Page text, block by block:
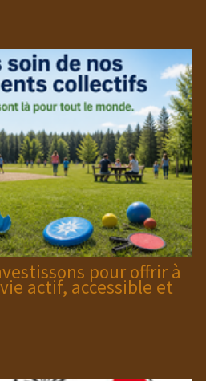
pour offrir à
actif, accessible et